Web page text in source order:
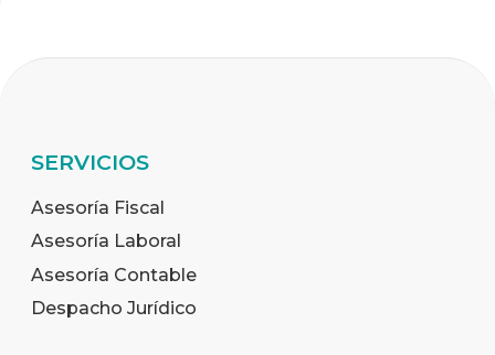
SERVICIOS
Asesoría Fiscal
Asesoría Laboral
Asesoría Contable
Despacho Jurídico